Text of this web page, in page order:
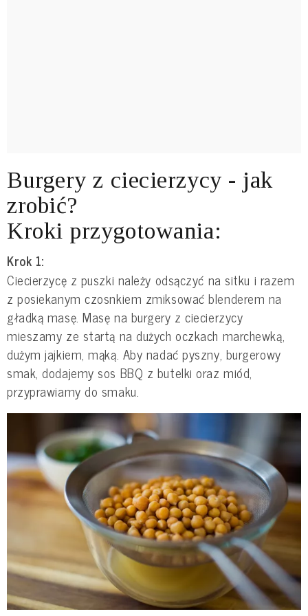
Burgery z ciecierzycy - jak
zrobić?
Kroki przygotowania:
Krok 1:
Ciecierzycę z puszki należy odsączyć na sitku i razem
z posiekanym czosnkiem zmiksować blenderem na
gładką masę. Masę na burgery z ciecierzycy
mieszamy ze startą na dużych oczkach marchewką,
dużym jajkiem, mąką. Aby nadać pyszny, burgerowy
smak, dodajemy sos BBQ z butelki oraz miód,
przyprawiamy do smaku.